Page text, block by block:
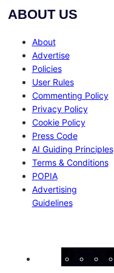
ABOUT US
About
Advertise
Policies
User Rules
Commenting Policy
Privacy Policy
Cookie Policy
Press Code
AI Guiding Principles
Terms & Conditions
POPIA
Advertising
Guidelines
Facebook
X